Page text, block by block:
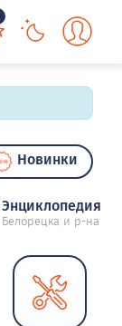
Новинки
Энциклопедия
Белорецка и р-на